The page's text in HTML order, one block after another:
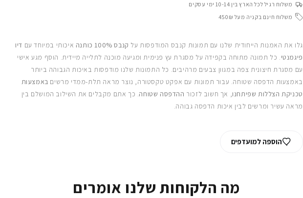
משלוח רגיל לכל הארץ בין 10-14 ימי עסקים
משלוח חינם בקניה מעל 450₪
גלו את האמנות הייחודית שלנו עם תמונות קנבס המודפסות על קנבס 100% כותנה איכותי במיוחד עם דיו
פיגמנטי. כל תמונה מתוחה בקפידה על מסגרת עץ פנימית ומגיעה מוכנה לתלייה מיידית. הוסף מגע אישי
עם מסגרת חיצונית צפה במגוון צבעים מרהיבים. כל התמונות שלנו מודפסות באיכות הגבוהה ביותר
באמצעות הדפסה שטוחה. עבור תמונות עם אפקט טקסטורה, נוצר מראה תלת-ממדי מרשים באמצעות
טכניקת הצללות שפיתחנו, אך חשוב לזכור ההדפסה שטוחה. כך אתם מקבלים את השילוב המושלם בין
מראה עשיר ומרשים לבין איכות הדפסה גבוהה.
הוספה למועדפים
מה הלקוחות שלנו אומרים